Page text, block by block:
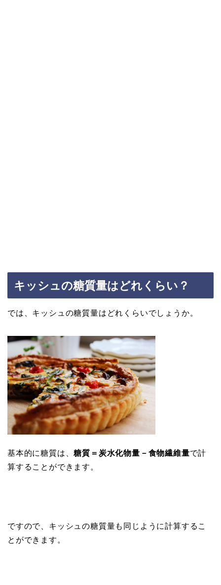
キッシュの糖質量はどれくらい？
では、キッシュの糖質量はどれくらいでしょうか。
基本的に糖質は、糖質＝炭水化物量－食物繊維量で計
算することができます。
ですので、キッシュの糖質量も同じように計算するこ
とができます。